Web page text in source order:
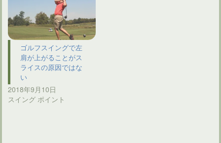
ゴルフスイングで左
肩が上がることがス
ライスの原因ではな
い
2018年9月10日
スイング ポイント